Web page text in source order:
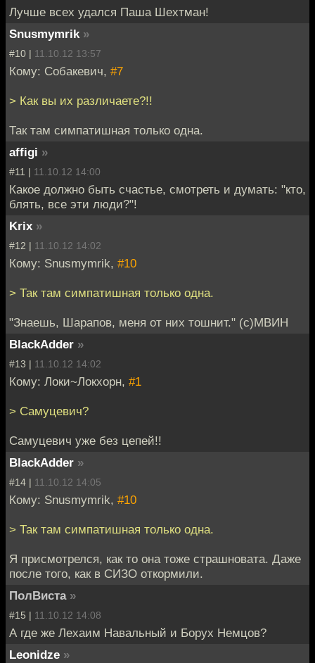
Лучше всех удался Паша Шехтман!
Snusmymrik »
#10 | 11.10.12 13:57
Кому: Собакевич, #7
> Как вы их различаете?!!
Так там симпатишная только одна.
affigi »
#11 | 11.10.12 14:00
Какое должно быть счастье, смотреть и думать: "кто,
блять, все эти люди?"!
Krix »
#12 | 11.10.12 14:02
Кому: Snusmymrik, #10
> Так там симпатишная только одна.
"Знаешь, Шарапов, меня от них тошнит." (с)МВИН
BlackAdder »
#13 | 11.10.12 14:02
Кому: Локи~Локхорн, #1
> Самуцевич?
Самуцевич уже без цепей!!
BlackAdder »
#14 | 11.10.12 14:05
Кому: Snusmymrik, #10
> Так там симпатишная только одна.
Я присмотрелся, как то она тоже страшновата. Даже
после того, как в СИЗО откормили.
ПолВиста »
#15 | 11.10.12 14:08
А где же Лехаим Навальный и Борух Немцов?
Leonidze »